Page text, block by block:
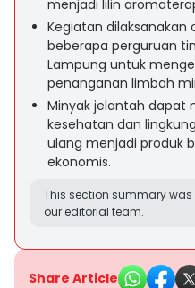
menjadi lilin
Kegiatan dilaksanakan
beberapa perguruan
Lampung untuk
penanganan limbah
Minyak jelantah dapat
kesehatan dan
ulang menjadi produk
ekonomis.
This section summary
our editorial team.
Share Article